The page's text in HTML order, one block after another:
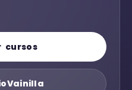
cursos